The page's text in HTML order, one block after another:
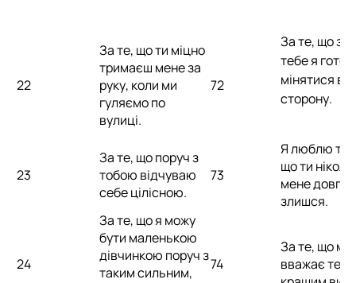
22
За те, що ти міцно
тримаєш мене за
руку, коли ми
гуляємо по
вулиці.
72
За те, що
тебе я
мінятися в
сторону.
23
За те, що поруч з
тобою відчуваю
себе цілісною.
73
Я люблю
що ти
мене довго
злишся.
24
За те, що я можу
бути маленькою
дівчинкою поруч з
таким сильним,
74
За те, що
вважає тебе